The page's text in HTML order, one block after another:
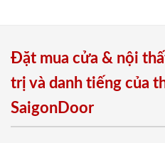
Đặt mua cửa & nội
trị và danh tiếng của
SaigonDoor